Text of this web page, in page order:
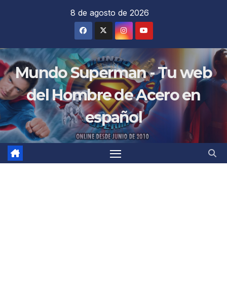
8 de agosto de 2026
Mundo Superman - Tu web
del Hombre de Acero en
español